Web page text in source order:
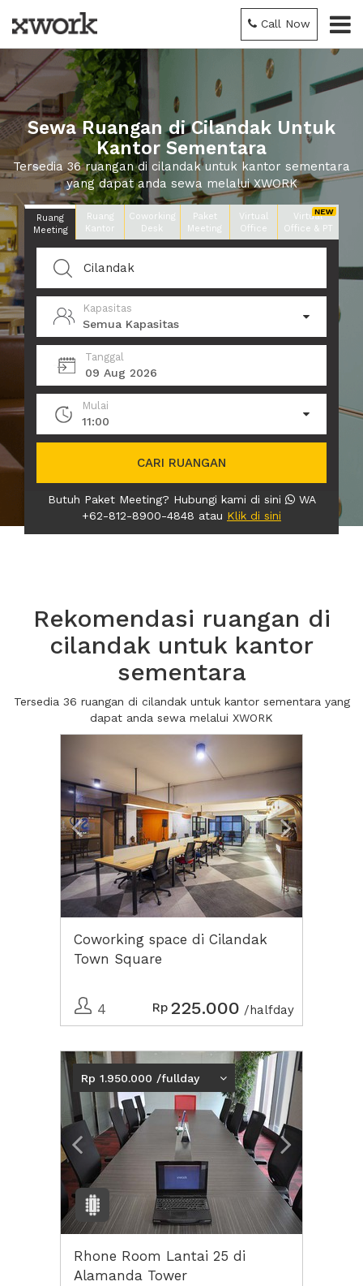
Call Now
Sewa Ruangan di Cilandak Untuk
Kantor Sementara
Tersedia 36 ruangan di cilandak untuk kantor sementara
yang dapat anda sewa melalui XWORK
Ruang
Meeting
Ruang
Kantor
Coworking
Desk
Paket
Meeting
Virtual
Office
Virtual
Office & PT
Kapasitas
Semua Kapasitas
Tanggal
09 Aug 2026
Mulai
11:00
CARI RUANGAN
Butuh Paket Meeting? Hubungi kami di sini
WA
+62-812-8900-4848 atau Klik di sini
Rekomendasi ruangan di
cilandak untuk kantor
sementara
Tersedia 36 ruangan di cilandak untuk kantor sementara yang
dapat anda sewa melalui XWORK
Coworking space di Cilandak
Town Square
4 Rp 225.000 /halfday
Previous Next2
Rp 1.950.000 /fullday
Rhone Room Lantai 25 di
Alamanda Tower